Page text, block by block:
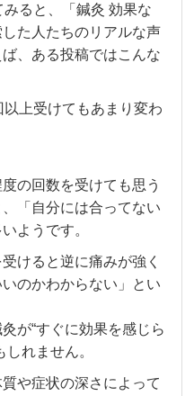
ると、「鍼灸 効果な
た人たちのリアルな声
、ある投稿ではこんな
以上受けてもあまり変わ
の回数を受けても思う
「自分には合ってない
ようです。
けると逆に痛みが強く
のかわからない」とい
が“すぐに効果を感じら
れません。
や症状の深さによって